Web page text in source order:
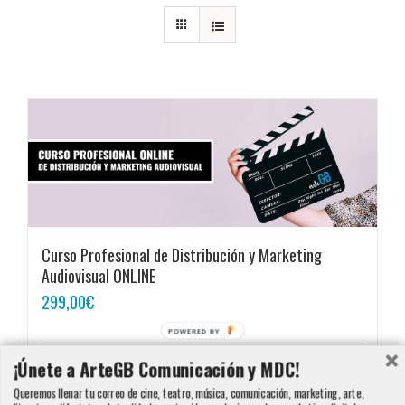
Curso Profesional de Distribución y Marketing
Audiovisual ONLINE
299,00€
Añadir al carrito
¡Únete a ArteGB Comunicación y MDC!
Queremos llenar tu correo de cine, teatro, música, comunicación, marketing, arte,
POWERED BY